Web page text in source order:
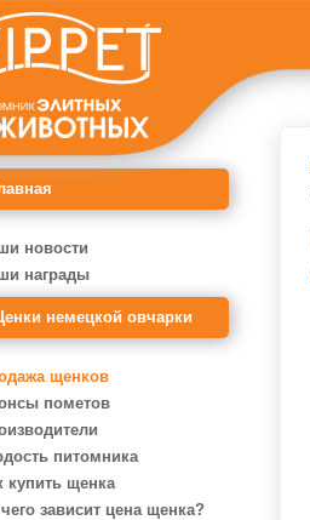
новости
награды
немецкой овчарки
щенков
пометов
питомника
купить щенка
зависит цена щенка?